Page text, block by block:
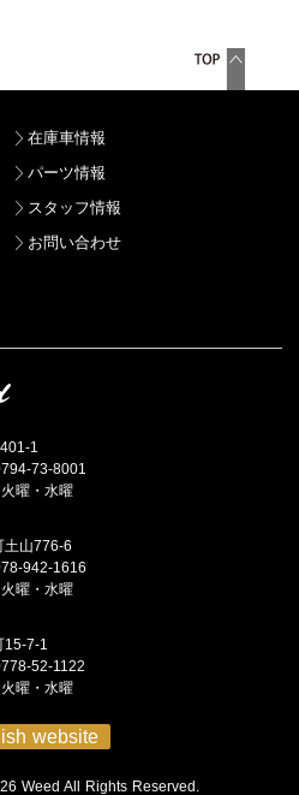
在庫車情報
パーツ情報
スタッフ情報
お問い合わせ
401-1
73-8001
曜・水曜
土山776-6
942-1616
曜・水曜
15-7-1
52-1122
曜・水曜
website
Weed All Rights Reserved.